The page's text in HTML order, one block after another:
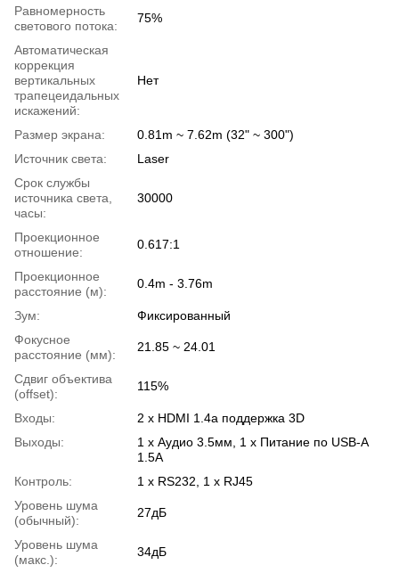
Равномерность
светового потока:
75%
Автоматическая
коррекция
вертикальных
трапецеидальных
искажений:
Нет
Размер экрана:
0.81m ~ 7.62m (32" ~ 300")
Источник света:
Laser
Срок службы
источника света,
часы:
30000
Проекционное
отношение:
0.617:1
Проекционное
расстояние (м):
0.4m - 3.76m
Зум:
Фиксированный
Фокусное
расстояние (мм):
21.85 ~ 24.01
Сдвиг объектива
(offset):
115%
Входы:
2 x HDMI 1.4a поддержка 3D
Выходы:
1 x Аудио 3.5мм, 1 x Питание по USB-A
1.5A
Контроль:
1 x RS232, 1 x RJ45
Уровень шума
(обычный):
27дБ
Уровень шума
(макс.):
34дБ